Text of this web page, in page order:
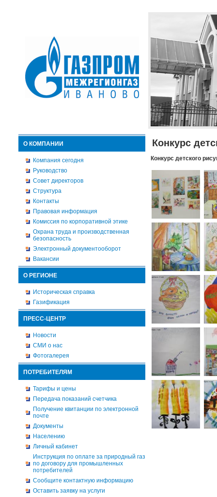
О КОМПАНИИ
Компания сегодня
Руководство
Совет директоров
Структура
Контакты
Правовая информация
Комиссия по корпоративной этике
Охрана труда и производственная
безопасность
Электронный документооборот
Вакансии
О РЕГИОНЕ
Историческая справка
Газификация
ПРЕСС-ЦЕНТР
Новости
СМИ о нас
Фотогалерея
ПОТРЕБИТЕЛЯМ
Тарифы и цены
Передача показаний счетчика
Получение квитанции по электронной
почте
Документы
Населению
Личный кабинет
Инструкция по оплате за природный газ
по договору для промышленных
потребителей
Сообщите контактную информацию
Оставить заявку на услуги
Конкурс
Конкурс детского